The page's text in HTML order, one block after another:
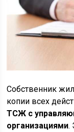
Собственник
копии всех
ТСЖ с
организациями.